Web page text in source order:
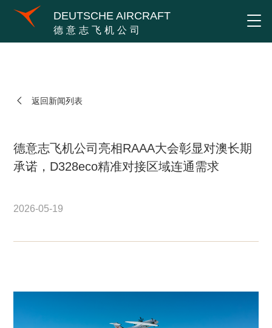
DEUTSCHE AIRCRAFT
德意志飞机公司
返回新闻列表
德意志飞机公司亮相RAAA大会彰显对澳长期
承诺，D328eco精准对接区域连通需求
2026-05-19